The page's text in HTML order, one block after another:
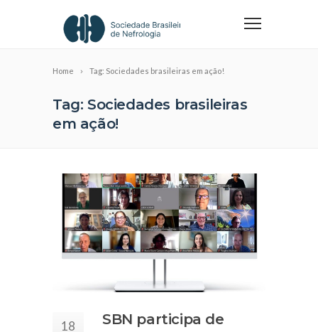
Home Tag: Sociedades brasileiras em ação!
Tag: Sociedades brasileiras
em ação!
18
SBN participa de